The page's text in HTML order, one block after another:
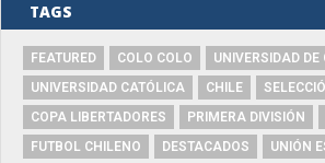
TAGS
FEATURED COLO COLO
UNIVERSIDAD DE
UNIVERSIDAD CATÓLICA
CHILE
COPA LIBERTADORES
PRIMERA DIVISIÓN
FUTBOL CHILENO
DESTACADOS
UNIÓN